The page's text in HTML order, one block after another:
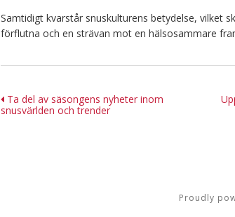
Samtidigt kvarstår snuskulturens betydelse, vilket
förflutna och en strävan mot en hälsosammare
Inläggsnavigering
Ta del av säsongens nyheter inom
snusvärlden och trender
Proudly